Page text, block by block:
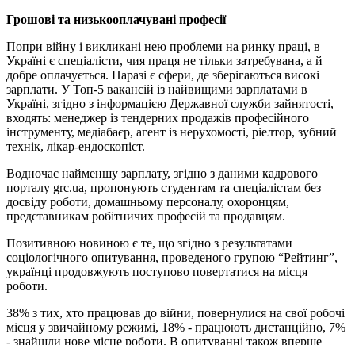
Грошові та низькооплачувані професії
Попри війну і викликані нею проблеми на ринку праці, в
Україні є спеціалісти, чия праця не тільки затребувана, а й
добре оплачується. Наразі є сфери, де зберігаються високі
зарплати. У Топ-5 вакансій із найвищими зарплатами в
Україні, згідно з інформацією Державної служби зайнятості,
входять: менеджер із тендерних продажів професійного
інструменту, медіабаєр, агент із нерухомості, ріелтор, зубний
технік, лікар-ендоскопіст.
Водночас найменшу зарплату, згідно з даними кадрового
порталу grc.ua, пропонують студентам та спеціалістам без
досвіду роботи, домашньому персоналу, охоронцям,
представникам робітничих професій та продавцям.
Позитивною новиною є те, що згідно з результатами
соціологічного опитування, проведеного групою “Рейтинг”,
українці продовжують поступово повертатися на місця
роботи.
38% з тих, хто працював до війни, повернулися на свої робочі
місця у звичайному режимі, 18% - працюють дистанційно, 7%
- знайшли нове місце роботи. В опитуванні також вперше